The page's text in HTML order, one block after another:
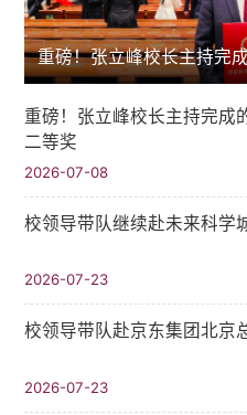
重磅！张立峰校长主持完成
二等奖
2026-07-08
校领导带队继续赴未来科学
2026-07-23
校领导带队赴京东集团北京
2026-07-23